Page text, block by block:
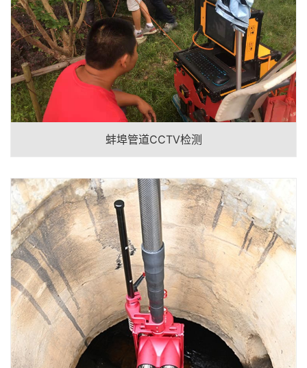
蚌埠管道CCTV检测